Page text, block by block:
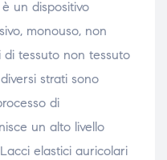
un dispositivo
monouso, non
di tessuto non tessuto
strati sono
di
un alto livello
elastici auricolari